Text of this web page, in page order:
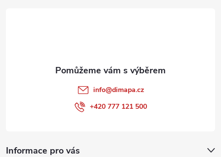
Informace pro vás
info@dimapa.cz
+420 777 121 500